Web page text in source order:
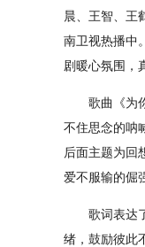
晨、王智、王
南卫视热播中
剧暖心氛围，
歌曲《为你
不住思念的呐
后面主题为回
爱不服输的倔
歌词表达了
绪，鼓励彼此